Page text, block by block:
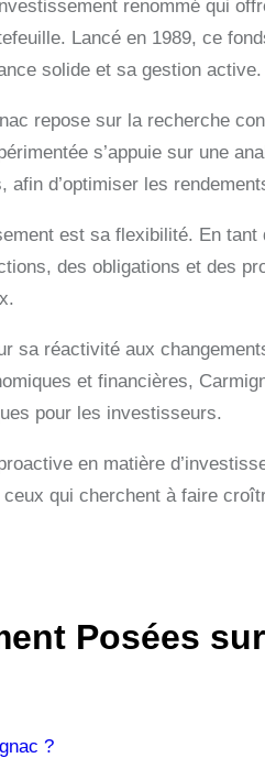
renommé qui
Lancé en 1989, ce
solide et sa gestion active.
repose sur la recherche
s’appuie sur une
afin d’optimiser les
est sa flexibilité. En
des obligations et des
sa réactivité aux
et financières,
pour les investisseurs.
en matière
qui cherchent à faire
Posées
?